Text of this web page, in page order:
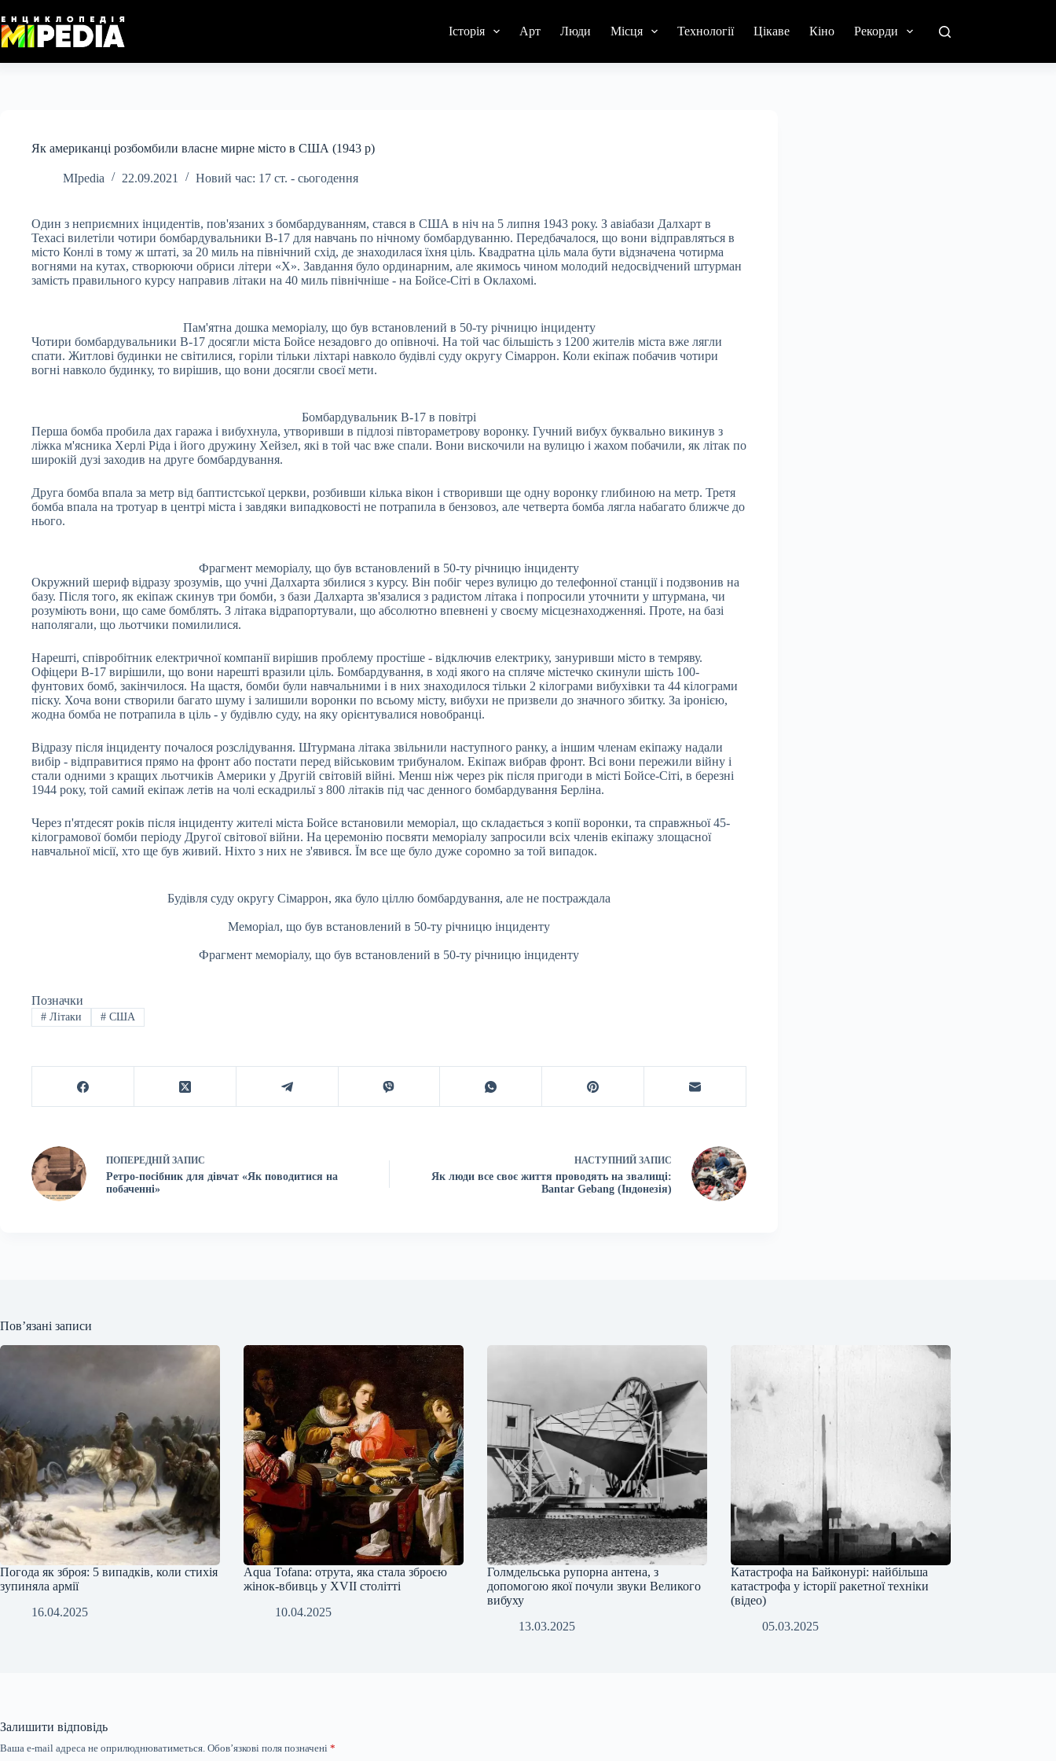
до
вмісту
Історія Арт Люди Місця Технології Цікаве Кіно Рекорди
Як американці розбомбили власне мирне місто в США (1943 р)
MIpedia 22.09.2021 Новий час: 17 ст. - сьогодення
Один з неприємних інцидентів, пов'язаних з бомбардуванням, стався в США в ніч на 5 липня 1943 року. З авіабази Далхарт в
Техасі вилетіли чотири бомбардувальники B-17 для навчань по нічному бомбардуванню. Передбачалося, що вони відправляться в
місто Конлі в тому ж штаті, за 20 миль на північний схід, де знаходилася їхня ціль. Квадратна ціль мала бути відзначена чотирма
вогнями на кутах, створюючи обриси літери «Х». Завдання було ординарним, але якимось чином молодий недосвідчений штурман
замість правильного курсу направив літаки на 40 миль північніше - на Бойсе-Сіті в Оклахомі.
Пам'ятна дошка меморіалу, що був встановлений в 50-ту річницю інциденту
Чотири бомбардувальники B-17 досягли міста Бойсе незадовго до опівночі. На той час більшість з 1200 жителів міста вже лягли
спати. Житлові будинки не світилися, горіли тільки ліхтарі навколо будівлі суду округу Сімаррон. Коли екіпаж побачив чотири
вогні навколо будинку, то вирішив, що вони досягли своєї мети.
Бомбардувальник B-17 в повітрі
Перша бомба пробила дах гаража і вибухнула, утворивши в підлозі півтораметрову воронку. Гучний вибух буквально викинув з
ліжка м'ясника Херлі Ріда і його дружину Хейзел, які в той час вже спали. Вони вискочили на вулицю і жахом побачили, як літак по
широкій дузі заходив на друге бомбардування.
Друга бомба впала за метр від баптистської церкви, розбивши кілька вікон і створивши ще одну воронку глибиною на метр. Третя
бомба впала на тротуар в центрі міста і завдяки випадковості не потрапила в бензовоз, але четверта бомба лягла набагато ближче до
нього.
Фрагмент меморіалу, що був встановлений в 50-ту річницю інциденту
Окружний шериф відразу зрозумів, що учні Далхарта збилися з курсу. Він побіг через вулицю до телефонної станції і подзвонив на
базу. Після того, як екіпаж скинув три бомби, з бази Далхарта зв'язалися з радистом літака і попросили уточнити у штурмана, чи
розуміють вони, що саме бомблять. З літака відрапортували, що абсолютно впевнені у своєму місцезнаходженняі. Проте, на базі
наполягали, що льотчики помилилися.
Нарешті, співробітник електричної компанії вирішив проблему простіше - відключив електрику, зануривши місто в темряву.
Офіцери B-17 вирішили, що вони нарешті вразили ціль. Бомбардування, в ході якого на спляче містечко скинули шість 100-
фунтових бомб, закінчилося. На щастя, бомби були навчальними і в них знаходилося тільки 2 кілограми вибухівки та 44 кілограми
піску. Хоча вони створили багато шуму і залишили воронки по всьому місту, вибухи не призвели до значного збитку. За іронією,
жодна бомба не потрапила в ціль - у будівлю суду, на яку орієнтувалися новобранці.
Відразу після інциденту почалося розслідування. Штурмана літака звільнили наступного ранку, а іншим членам екіпажу надали
вибір - відправитися прямо на фронт або постати перед військовим трибуналом. Екіпаж вибрав фронт. Всі вони пережили війну і
стали одними з кращих льотчиків Америки у Другій світовій війні. Менш ніж через рік після пригоди в місті Бойсе-Сіті, в березні
1944 року, той самий екіпаж летів на чолі ескадрильї з 800 літаків під час денного бомбардування Берліна.
Через п'ятдесят років після інциденту жителі міста Бойсе встановили меморіал, що складається з копії воронки, та справжньої 45-
кілограмової бомби періоду Другої світової війни. На церемонію посвяти меморіалу запросили всіх членів екіпажу злощасної
навчальної місії, хто ще був живий. Ніхто з них не з'явився. Їм все ще було дуже соромно за той випадок.
Будівля суду округу Сімаррон, яка було ціллю бомбардування, але не постраждала
Меморіал, що був встановлений в 50-ту річницю інциденту
Фрагмент меморіалу, що був встановлений в 50-ту річницю інциденту
Позначки
#Літаки #США
ПОПЕРЕДНІЙ ЗАПИС
Ретро-посібник для дівчат «Як поводитися на
побаченні»
НАСТУПНИЙ ЗАПИС
Як люди все своє життя проводять на звалищі:
Bantar Gebang (Індонезія)
Пов’язані записи
Погода як зброя: 5 випадків, коли стихія
зупиняла армії
16.04.2025
Аqua Tofana: отрута, яка стала зброєю
жінок-вбивць у XVII столітті
10.04.2025
Голмдельська рупорна антена, з
допомогою якої почули звуки Великого
вибуху
13.03.2025
Катастрофа на Байконурі: найбільша
катастрофа у історії ракетної техніки
(відео)
05.03.2025
Залишити відповідь
Ваша e-mail адреса не оприлюднюватиметься. Обов’язкові поля позначені *